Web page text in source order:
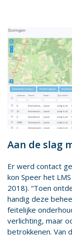
Aan de slag
Er werd contact
kon Speer het
2018). “Toen
handig deze
feitelijke
verlichting, maar
betrokkenen. Van